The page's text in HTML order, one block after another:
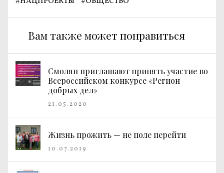
Вам также может понравиться
Смолян приглашают принять участие во
Всероссийском конкурсе «Регион
добрых дел»
21.05.2020
Жизнь прожить — не поле перейти
10.07.2019